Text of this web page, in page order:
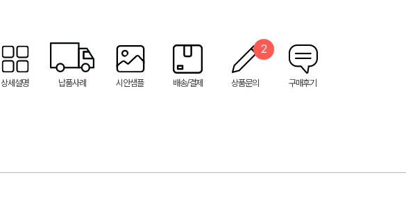
상세설명 납품사례 시안샘플 배송/결제 상품문의
2
구매후기